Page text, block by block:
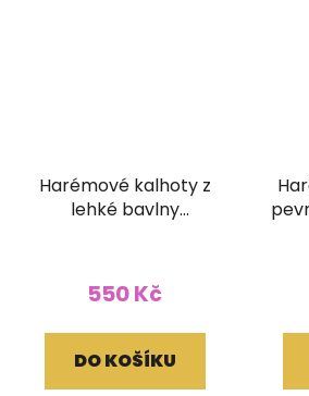
Harémové kalhoty z
lehké bavlny
550 Kč
DO KOŠÍKU